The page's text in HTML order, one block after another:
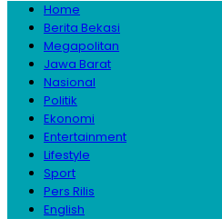
Home
Berita Bekasi
Megapolitan
Jawa Barat
Nasional
Politik
Ekonomi
Entertainment
Lifestyle
Sport
Pers Rilis
English